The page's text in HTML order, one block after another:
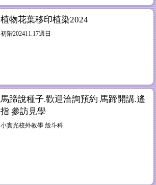
植物花葉移印植染2024
初階202411.17週日
馬蹄說種子.歡迎洽詢預約 馬蹄開講.遙
指 參訪見學
小實光校外教學 殼斗科